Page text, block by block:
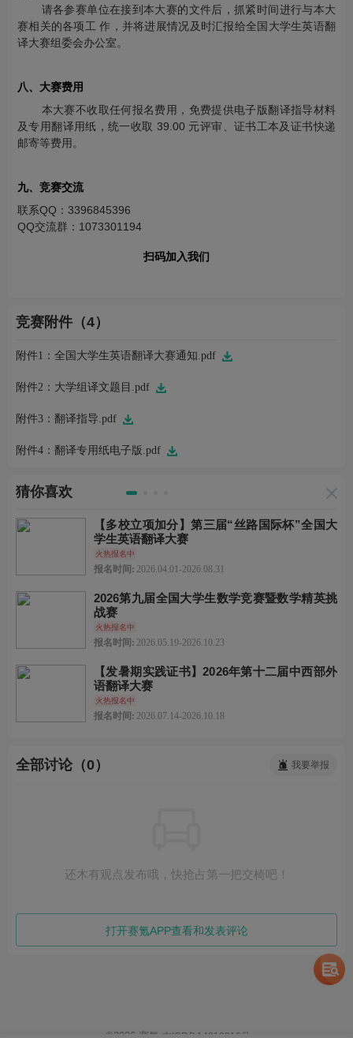
请各参赛单位在接到本大赛的文件后，抓紧时间进行与本大
赛相关的各项工 作，并将进展情况及时汇报给全国大学生英语翻
译大赛组委会办公室。
八、大赛费用
本大赛不收取任何报名费用，免费提供电子版翻译指导材料
及专用翻译用纸，统一收取 39.00 元评审、证书工本及证书快递
邮寄等费用。
九、竞赛交流
联系QQ：3396845396
QQ交流群：1073301194
扫码加入我们
竞赛附件（4）
附件1：全国大学生英语翻译大赛通知.pdf
附件2：大学组译文题目.pdf
附件3：翻译指导.pdf
附件4：翻译专用纸电子版.pdf
猜你喜欢
【多校立项加分】第三届“丝路国际杯”全国大
学生英语翻译大赛
火热报名中
报名时间: 2026.04.01-2026.08.31
2026第九届全国大学生数学竞赛暨数学精英挑
战赛
火热报名中
报名时间: 2026.05.19-2026.10.23
【发暑期实践证书】2026年第十二届中西部外
语翻译大赛
火热报名中
报名时间: 2026.07.14-2026.10.18
全部讨论（0） 我要举报
还木有观点发布哦，快抢占第一把交椅吧！
打开赛氪APP查看和发表评论